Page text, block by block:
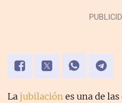
Lajubilaciónes una de